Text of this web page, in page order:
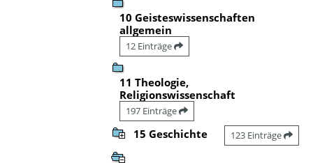
10 Geisteswissenschaften
allgemein
12 Einträge
11 Theologie,
Religionswissenschaft
197 Einträge
15 Geschichte 123 Einträge